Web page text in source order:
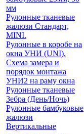
мм
Рулонные тканевые
жалюзи Стандарт,
MINI.
Рулонные в коробе на
окна УНИ (UNI).
Схема замера и
порядок монтажа
УНИ2 на раму окна
Рулонные тканевые
Зебра (День/Ночь)
Рулонные бамбуковые
жалюзи
Вертикальные